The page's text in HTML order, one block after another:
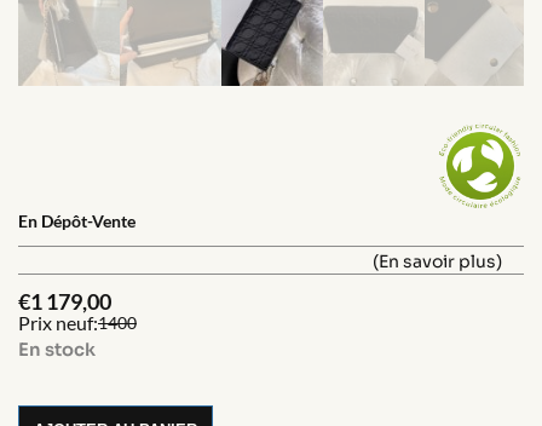
En Dépôt-Vente
(En savoir plus)
€1 179,00
Prix neuf:1400
En stock